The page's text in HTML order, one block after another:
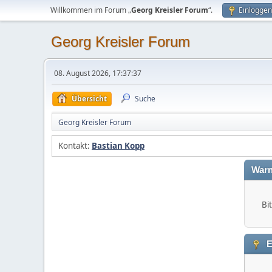
Willkommen im Forum „Georg Kreisler Forum“. Einloggen
Georg Kreisler Forum
08. August 2026, 17:37:37
Übersicht Suche
Georg Kreisler Forum
Kontakt: Bastian Kopp